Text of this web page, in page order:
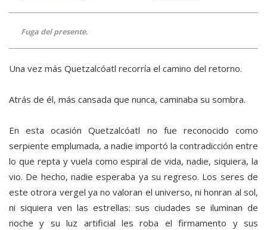
Fuga del presente.
Una vez más Quetzalcóatl recorría el camino del retorno.
Atrás de él, más cansada que nunca, caminaba su sombra.
En esta ocasión Quetzalcóatl no fue reconocido como
serpiente emplumada, a nadie importó la contradicción entre
lo que repta y vuela como espiral de vida, nadie, siquiera, la
vio. De hecho, nadie esperaba ya su regreso. Los seres de
este otrora vergel ya no valoran el universo, ni honran al sol,
ni siquiera ven las estrellas: sus ciudades se iluminan de
noche y su luz artificial les roba el firmamento y sus